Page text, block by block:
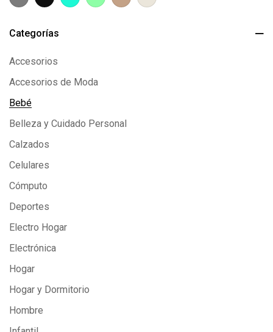
Categorías
Accesorios
Accesorios de Moda
Bebé
Belleza y Cuidado Personal
Calzados
Celulares
Cómputo
Deportes
Electro Hogar
Electrónica
Hogar
Hogar y Dormitorio
Hombre